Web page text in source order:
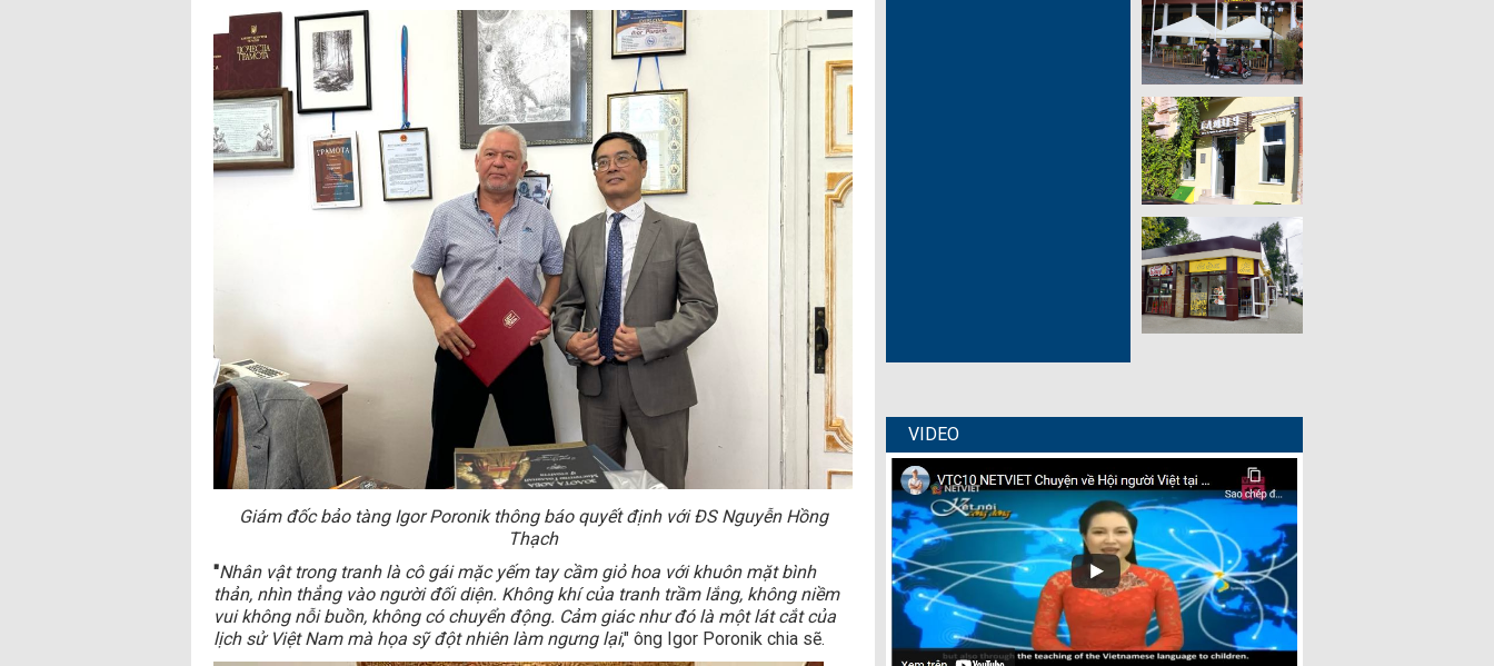
Giám đốc bảo tàng Igor Poronik thông báo quyết định với ĐS Nguyễn Hồng
Thạch
"Nhân vật trong tranh là cô gái mặc yếm tay cầm giỏ hoa với khuôn mặt bình
thản, nhìn thẳng vào người đối diện. Không khí của tranh trầm lắng, không niềm
vui không nỗi buồn, không có chuyển động. Cảm giác như đó là một lát cắt của
lịch sử Việt Nam mà họa sỹ đột nhiên làm ngưng lại," ông Igor Poronik chia sẽ.
VIDEO